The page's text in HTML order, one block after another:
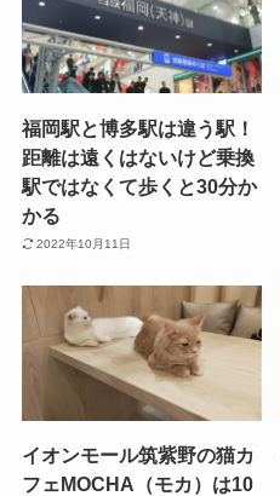
福岡駅と博多駅は違う駅！
距離は遠くはないけど乗換
駅ではなくて歩くと30分か
かる
2022年10月11日
イオンモール筑紫野の猫カ
フェMOCHA（モカ）は10